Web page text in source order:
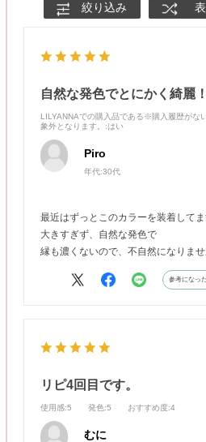
絞り込み
自然な発色でとにかく綺麗！
LILYANNAでの購入品である※購入履歴がな
象外となります。
:はい
Piro
年代:30代
最近はずっとこのカラーを装着してま
大きすぎず、自然な発色で
縁も濃くないので、不自然になりませ
参考になった
リピ4回目です。
使用感:5 発色:5 おすすめ度:4
むに